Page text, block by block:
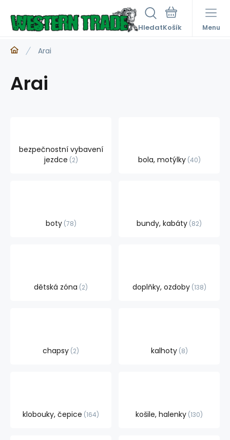
Hledat Menu
Arai
Arai
bezpečnostní vybavení
jezdce 2 bola, motýlky 40
boty 78 bundy, kabáty 82
dětská zóna 2 doplňky, ozdoby 138
chapsy 2 kalhoty 8
klobouky, čepice 164 košile, halenky 130